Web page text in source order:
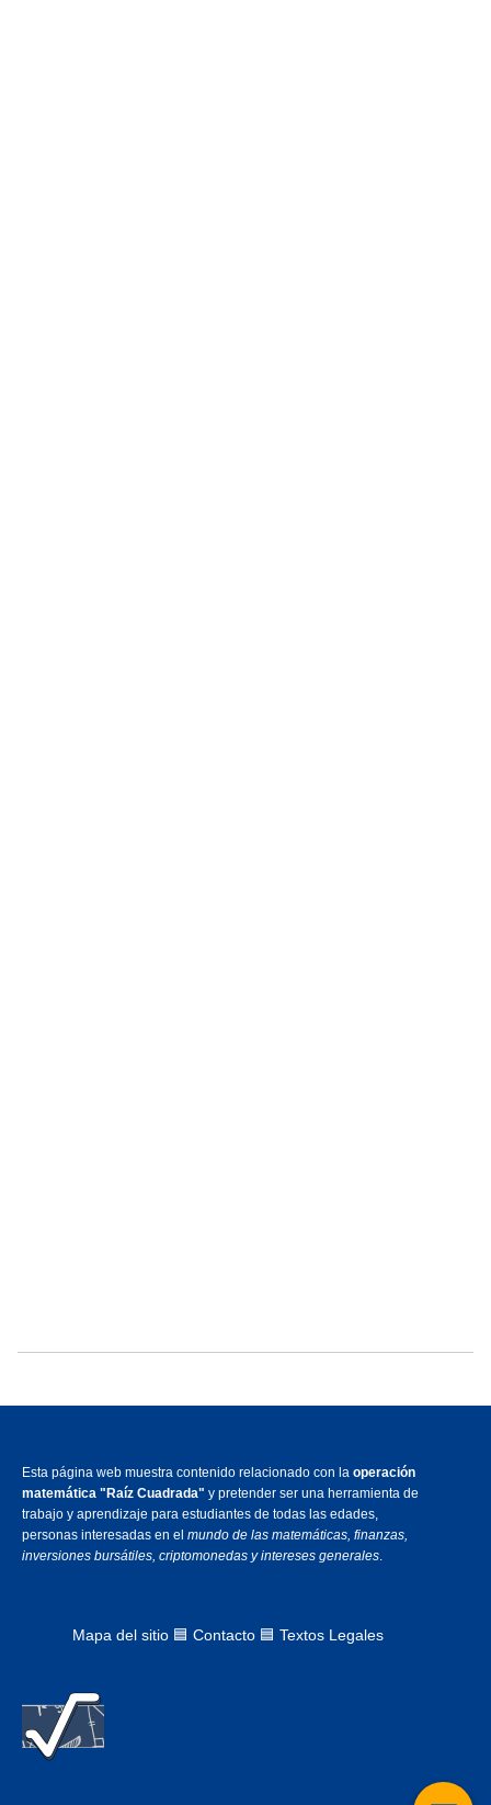
Esta página web muestra contenido relacionado con la operación
matemática "Raíz Cuadrada" y pretender ser una herramienta de
trabajo y aprendizaje para estudiantes de todas las edades,
personas interesadas en el mundo de las matemáticas, finanzas,
inversiones bursátiles, criptomonedas y intereses generales.
Mapa del sitio 🟦 Contacto 🟦 Textos Legales